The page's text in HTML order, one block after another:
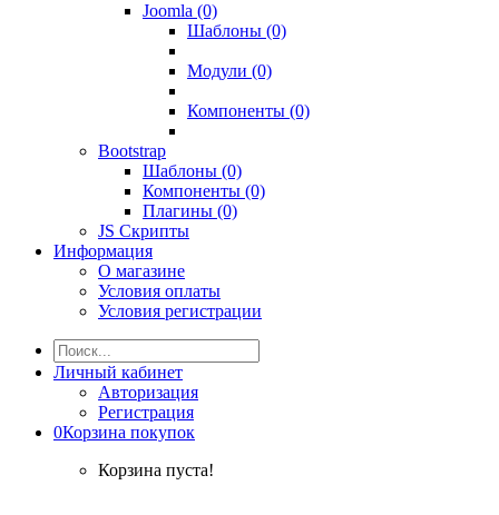
Joomla (0)
Шаблоны (0)
Модули (0)
Компоненты (0)
Bootstrap
Шаблоны (0)
Компоненты (0)
Плагины (0)
JS Скрипты
Информация
О магазине
Условия оплаты
Условия регистрации
Личный кабинет
Авторизация
Регистрация
0Корзина покупок
Корзина пуста!